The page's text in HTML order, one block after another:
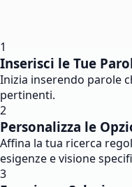
1
Inserisci le Tue
Inizia inserendo parole
pertinenti.
2
Personalizza le
Affina la tua ricerca
esigenze e visione
3